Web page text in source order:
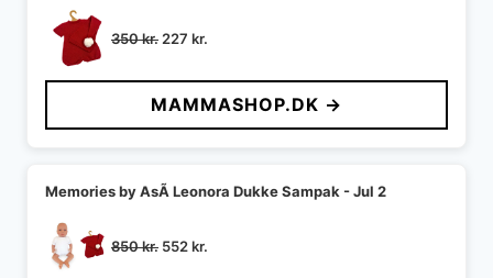
350kr. Den
pris
var:
350 kr..
227 kr.
pris
er:
227 kr..
MAMMASHOP.DK →
Memories by AsÃ­ Leonora Dukke Sampak - Jul 2
850kr. Den
552kr.